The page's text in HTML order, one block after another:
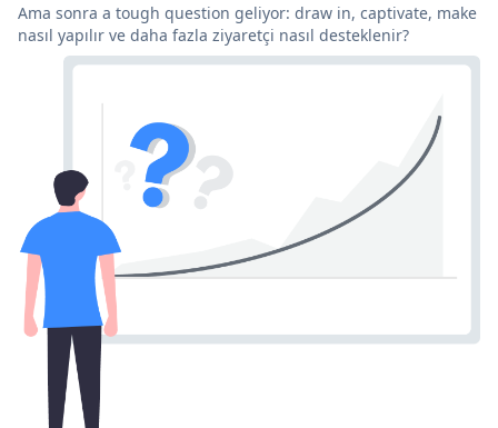
Ama sonra a tough question geliyor: draw in, captivate, make
nasıl yapılır ve daha fazla ziyaretçi nasıl desteklenir?